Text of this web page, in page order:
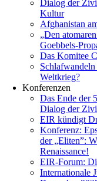
Dialog der
Kultur
Afghanistan
„Den
Goebbels-
Das Komitee
Weltkrieg?
Konferenzen
Das Ende der
Dialog der
EIR kündigt
Konferenz:
der „Eliten”:
Renaissance!
EIR-Forum:
Internationale